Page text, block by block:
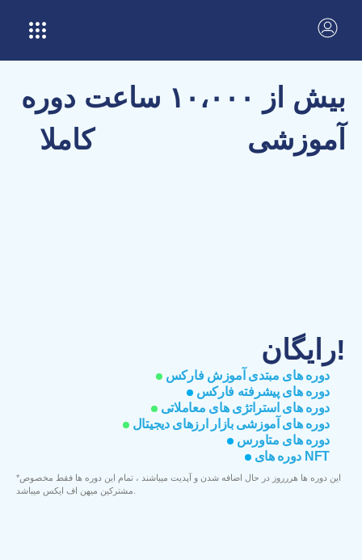
بیش از ۱۰،۰۰۰ ساعت دوره
آموزشی
کاملا
رایگان!
دوره های مبتدی آموزش فارکس
دوره های پیشرفته فارکس
دوره های استراتژی های معاملاتی
دوره های آموزشی بازار ارزهای دیجیتال
دوره های متاورس
دوره های NFT
*این دوره ها هررروز در حال اضافه شدن و آپدیت میباشند ، تمام این دوره ها فقط مخصوص